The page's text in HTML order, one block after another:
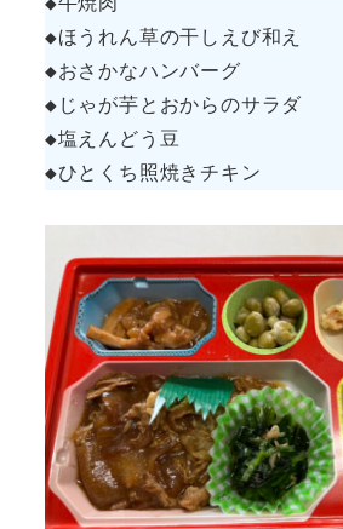
◆ほうれん草の干しえび和え
◆おさかなハンバーグ
◆じゃが芋とおからのサラダ
◆塩えんどう豆
◆ひとくち照焼きチキン